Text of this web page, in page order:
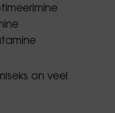
on veel